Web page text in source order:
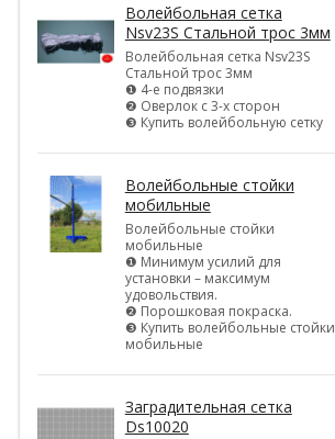
Волейбольная сетка
Nsv23S Стальной трос 3мм
Волейбольная сетка Nsv23S
Стальной трос 3мм
❶ 4-е подвязки
❷ Оверлок с 3-х сторон
❸ Купить волейбольную сетку
Волейбольные стойки
мобильные
Волейбольные стойки
мобильные
❶ Минимум усилий для
установки – максимум
удовольствия.
❷ Порошковая покраска.
❸ Купить волейбольные стойки
мобильные
Заградительная сетка
Ds10020